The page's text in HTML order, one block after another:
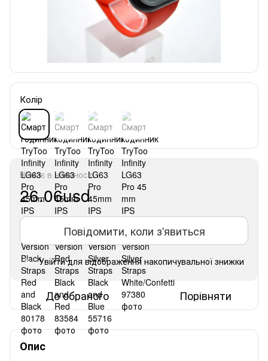
Колір
Немає в наявності
26.06usd
Повідомити, коли з'явиться
% Увійтидля відображення накопичувальної знижки
До обраного Порівняти
Опис